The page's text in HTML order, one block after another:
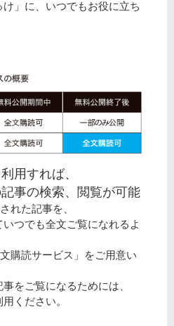
け」に、いつでもお役に立ち
用すれば、
事の検索、閲覧が可能
れた記事を、
つでも全文ご覧になれるよ
購読サービス」をご用意い
をご覧になるためには、
ください。